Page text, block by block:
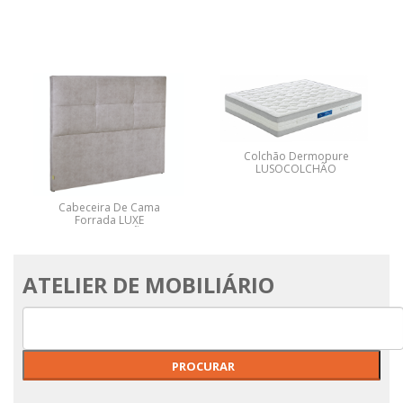
Cabeceira De Cama
Forrada LUXE
Colchão Dermopure
LUSOCOLCHÃO
ATELIER DE MOBILIÁRIO